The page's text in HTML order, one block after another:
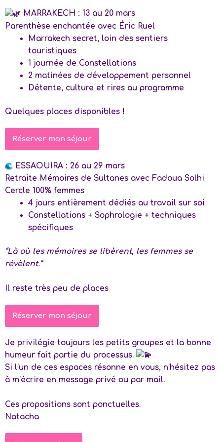
MARRAKECH : 13 au 20 mars
Parenthèse enchantée avec Éric Ruel
Marrakech secret, loin des sentiers
touristiques
1 journée de Constellations
2 matinées de développement personnel
Détente, culture et rires au programme
Quelques places disponibles !
Réserver mon séjour
ESSAOUIRA : 26 au 29 mars
Retraite Mémoires de Sultanes avec Fadoua Solhi
Cercle 100% femmes
4 jours entièrement dédiés au travail sur soi
Constellations + Sophrologie + techniques
spécifiques
“Là où les mémoires se libèrent, les femmes se
révèlent.”
Il reste très peu de places
Réserver mon séjour
Je privilégie toujours les petits groupes et la bonne
humeur fait partie du processus.
Si l’un de ces espaces résonne en vous, n’hésitez pas
à m’écrire en message privé ou par mail.
Ces propositions sont ponctuelles.
Natacha